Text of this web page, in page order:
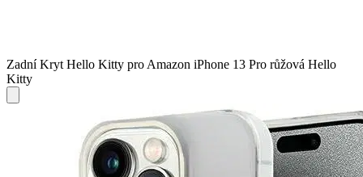
Zadní Kryt Hello Kitty pro Amazon iPhone 13 Pro růžová Hello
Kitty